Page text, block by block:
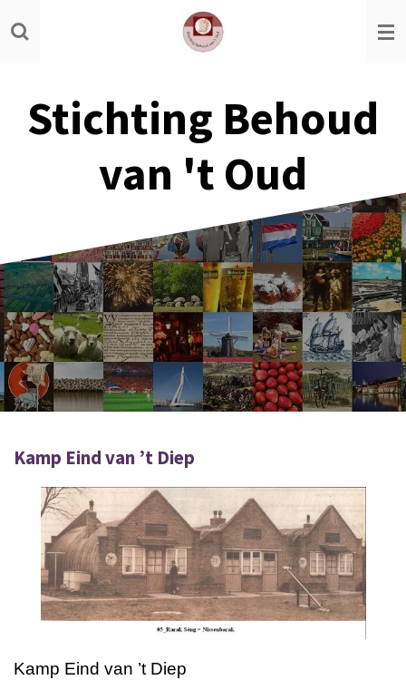
Ga
direct
hoofdinhoud
Stichting Behoud
van 't Oud
Kamp Eind van ’t Diep
Kamp Eind van ’t Diep